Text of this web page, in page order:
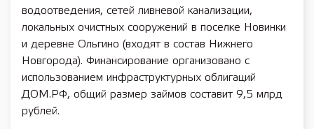
водоотведения, сетей ливневой канализации,
локальных очистных сооружений в поселке Новинки
и деревне Ольгино (входят в состав Нижнего
Новгорода). Финансирование организовано с
использованием инфраструктурных облигаций
ДОМ.РФ, общий размер займов составит 9,5 млрд
рублей.